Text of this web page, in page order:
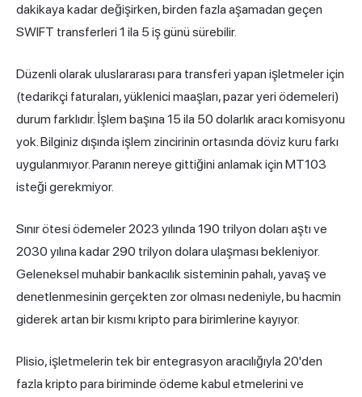
dakikaya kadar değişirken, birden fazla aşamadan geçen
SWIFT transferleri 1 ila 5 iş günü sürebilir.
Düzenli olarak uluslararası para transferi yapan işletmeler için
(tedarikçi faturaları, yüklenici maaşları, pazar yeri ödemeleri)
durum farklıdır. İşlem başına 15 ila 50 dolarlık aracı komisyonu
yok. Bilginiz dışında işlem zincirinin ortasında döviz kuru farkı
uygulanmıyor. Paranın nereye gittiğini anlamak için MT103
isteği gerekmiyor.
Sınır ötesi ödemeler 2023 yılında 190 trilyon doları aştı ve
2030 yılına kadar 290 trilyon dolara ulaşması bekleniyor.
Geleneksel muhabir bankacılık sisteminin pahalı, yavaş ve
denetlenmesinin gerçekten zor olması nedeniyle, bu hacmin
giderek artan bir kısmı kripto para birimlerine kayıyor.
Plisio,işletmelerin tek bir entegrasyon aracılığıyla 20'den
fazla kripto para biriminde ödeme kabul etmelerini ve